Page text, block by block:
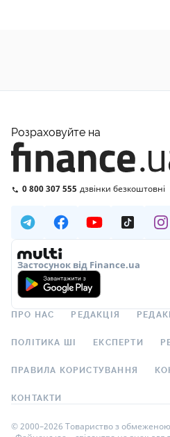
Розраховуйте на
0 800 307 555 дзвінки безкоштовні
Застосунок від Finance.ua
ПРО НАС РЕДАКЦІЯ
ПОЛІТИКА ШІ ЕКСПЕРТИ
ПРАВИЛА КОРИСТУВАННЯ
КОНТАКТИ
© 2000–2026 Товариство з обмеженою